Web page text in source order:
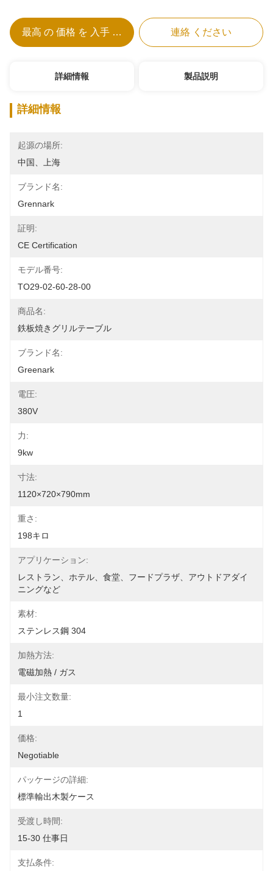
最高 の 価格 を 入手 する 連絡 ください
詳細情報 製品説明
詳細情報
起源の場所:
中国、上海
ブランド名:
Grennark
証明:
CE Certification
モデル番号:
TO29-02-60-28-00
商品名:
鉄板焼きグリルテーブル
ブランド名:
Greenark
電圧:
380V
力:
9kw
寸法:
1120×720×790mm
重さ:
198キロ
アプリケーション:
レストラン、ホテル、食堂、フードプラザ、アウトドアダイ
ニングなど
素材:
ステンレス鋼 304
加熱方法:
電磁加熱 / ガス
最小注文数量:
1
価格:
Negotiable
パッケージの詳細:
標準輸出木製ケース
受渡し時間:
15-30 仕事日
支払条件: